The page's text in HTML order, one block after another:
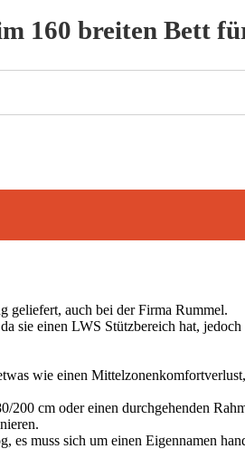
160 breiten Bett
geliefert, auch bei der Firma Rummel.
einen LWS Stützbereich hat,
wie einen
200 cm oder einen durchgehenden
muss sich um einen Eigennamen